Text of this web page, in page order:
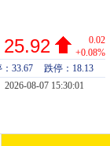
线方式
进顺序
3D打印机
工厂自动